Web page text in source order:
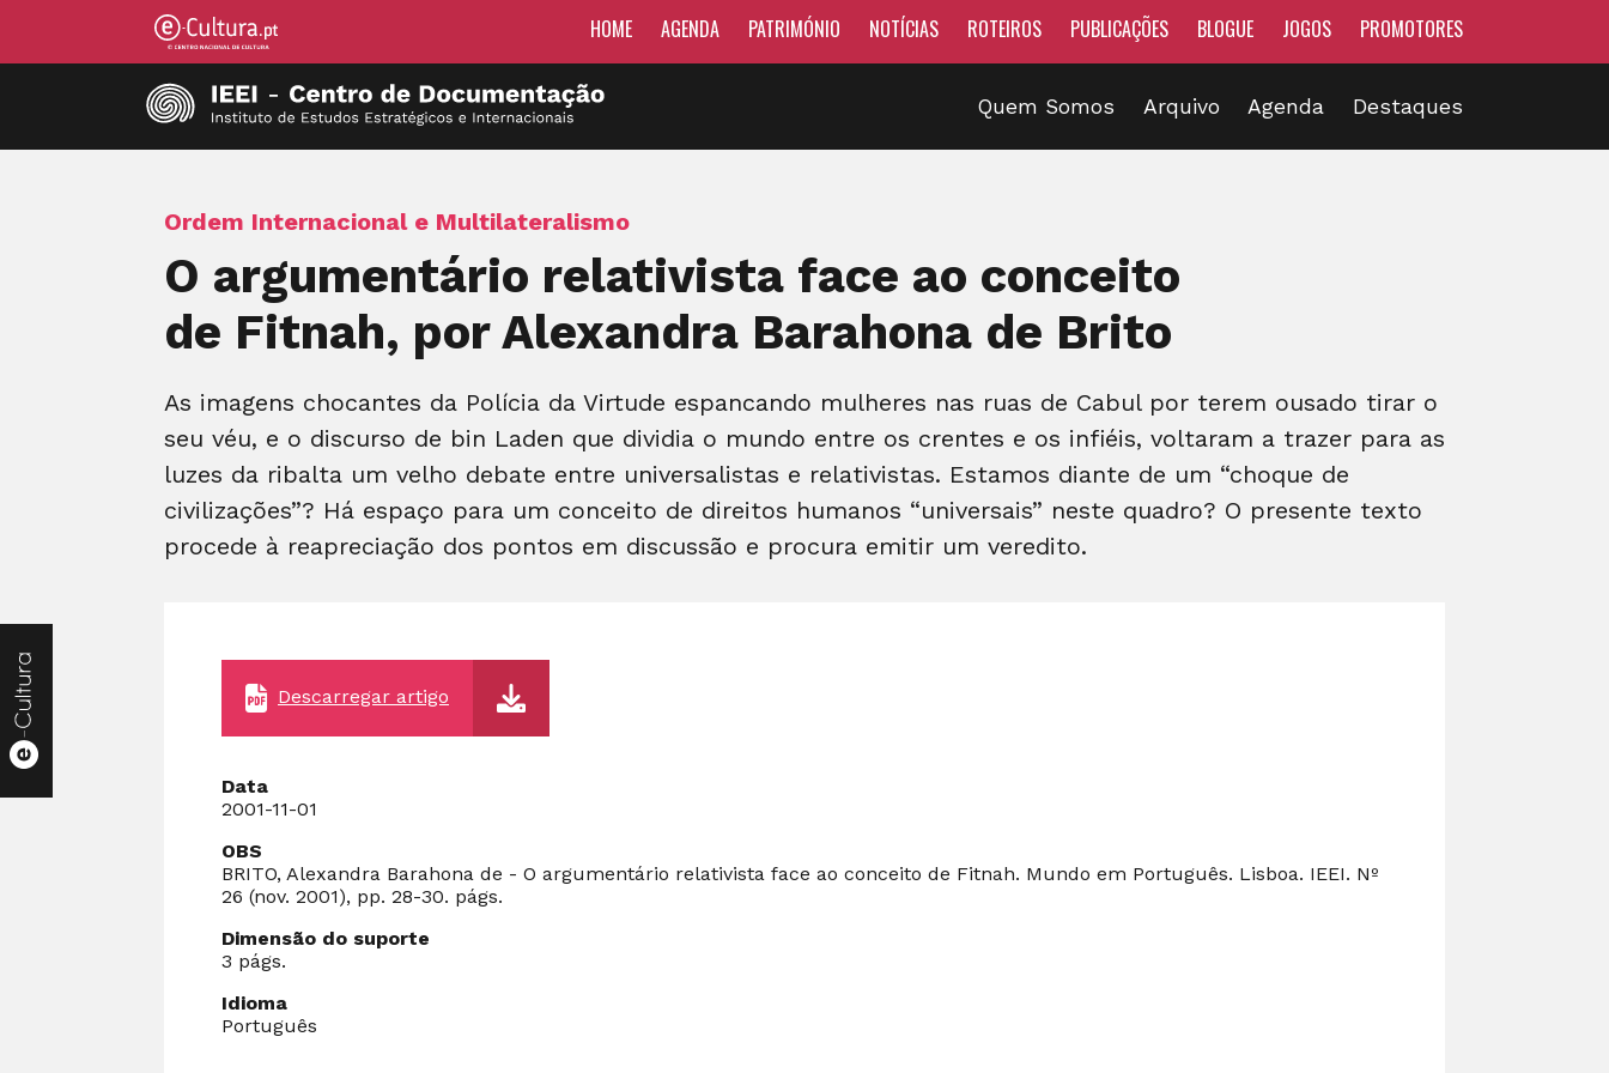
HOME AGENDA PATRIMÓNIO NOTÍCIAS ROTEIROS PUBLICAÇÕES BLOGUE JOGOS PROMOTORES
Quem Somos Arquivo Agenda Destaques
Ordem Internacional e Multilateralismo
O argumentário relativista face ao conceito
de Fitnah, por Alexandra Barahona de Brito
As imagens chocantes da Polícia da Virtude espancando mulheres nas ruas de Cabul por terem ousado tirar o
seu véu, e o discurso de bin Laden que dividia o mundo entre os crentes e os infiéis, voltaram a trazer para as
luzes da ribalta um velho debate entre universalistas e relativistas. Estamos diante de um “choque de
civilizações”? Há espaço para um conceito de direitos humanos “universais” neste quadro? O presente texto
procede à reapreciação dos pontos em discussão e procura emitir um veredito.
Descarregar artigo
Data
2001-11-01
OBS
BRITO, Alexandra Barahona de - O argumentário relativista face ao conceito de Fitnah. Mundo em Português. Lisboa. IEEI. Nº
26 (nov. 2001), pp. 28-30. págs.
Dimensão do suporte
3 págs.
Idioma
Português